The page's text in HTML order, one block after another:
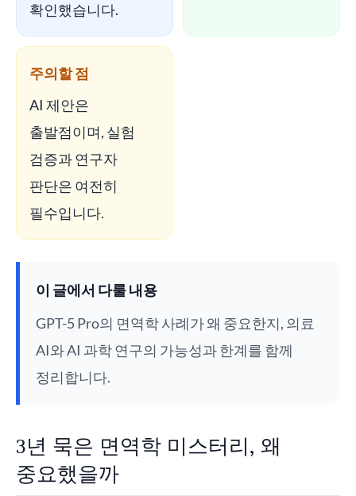
확인했습니다.
주의할 점
AI 제안은
출발점이며, 실험
검증과 연구자
판단은 여전히
필수입니다.
이 글에서 다룰 내용
GPT-5 Pro의 면역학 사례가 왜 중요한지, 의료
AI와 AI 과학 연구의 가능성과 한계를 함께
정리합니다.
3년 묵은 면역학 미스터리, 왜
중요했을까